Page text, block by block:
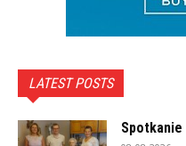
LATEST POSTS
Spotkanie